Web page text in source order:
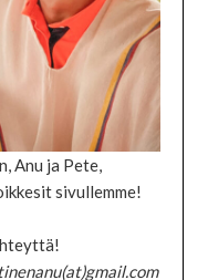
Anu ja Pete,
sivullemme!